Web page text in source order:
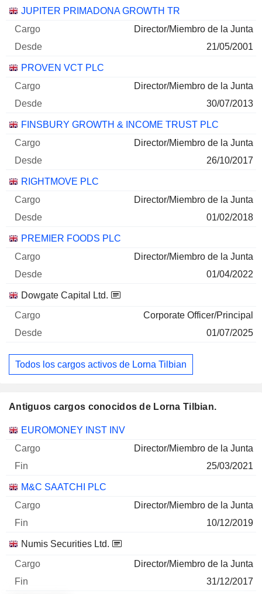
Empresas Cargo Inicio
JUPITER PRIMADONA GROWTH TR
Director/Miembro de la Junta
21/05/2001
PROVEN VCT PLC
Director/Miembro de la Junta
30/07/2013
FINSBURY GROWTH & INCOME TRUST PLC
Director/Miembro de la Junta
26/10/2017
RIGHTMOVE PLC
Director/Miembro de la Junta
01/02/2018
PREMIER FOODS PLC
Director/Miembro de la Junta
01/04/2022
Dowgate Capital Ltd.
Corporate Officer/Principal
01/07/2025
Todos los cargos activos de Lorna Tilbian
Antiguos cargos conocidos de Lorna Tilbian.
Empresas Cargo Fin
EUROMONEY INST INV
Director/Miembro de la Junta
25/03/2021
M&C SAATCHI PLC
Director/Miembro de la Junta
10/12/2019
Numis Securities Ltd.
Director/Miembro de la Junta
31/12/2017